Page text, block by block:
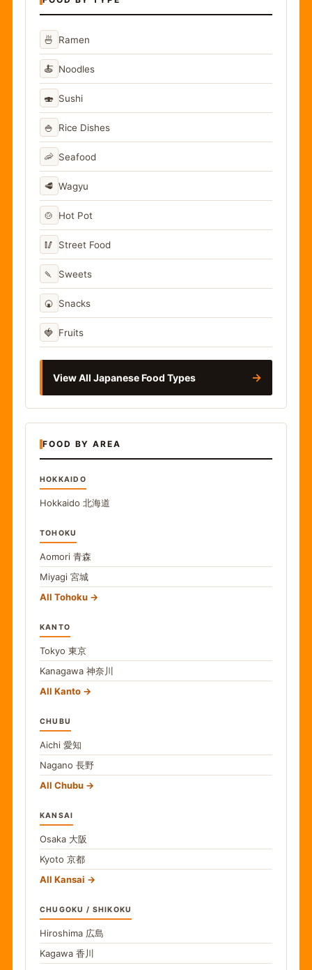
🍜 Ramen
🍝 Noodles
🍣 Sushi
🍚 Rice Dishes
🦐 Seafood
🥩 Wagyu
🍲 Hot Pot
🥢 Street Food
🍡 Sweets
🍘 Snacks
🍓 Fruits
View All Japanese Food Types →
FOOD BY AREA
HOKKAIDO
Hokkaido 北海道
TOHOKU
Aomori 青森
Miyagi 宮城
All Tohoku
KANTO
Tokyo 東京
Kanagawa 神奈川
All Kanto
CHUBU
Aichi 愛知
Nagano 長野
All Chubu
KANSAI
Osaka 大阪
Kyoto 京都
All Kansai
CHUGOKU / SHIKOKU
Hiroshima 広島
Kagawa 香川